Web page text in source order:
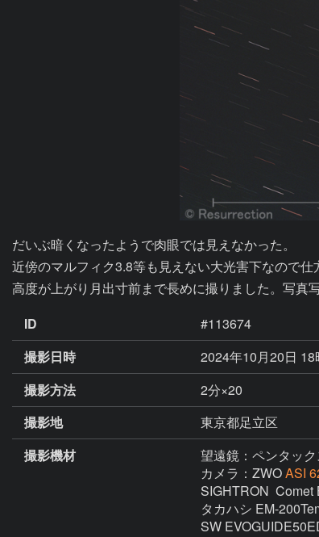
だいぶ暗くなったようで肉眼では見えなかった。
近傍のマルフィク3.8等も見えない大光害下なので仕
高度が上がり月出寸前まで長めに撮りました。写真
ID
#113674
撮影日時
2024年10月20日
撮影方法
2分×20
撮影地
東京都足立区
撮影機材
望遠鏡：ペンタック
カメラ：ZWOASI
SIGHTRON  Comet
タカハシ EM-
SW